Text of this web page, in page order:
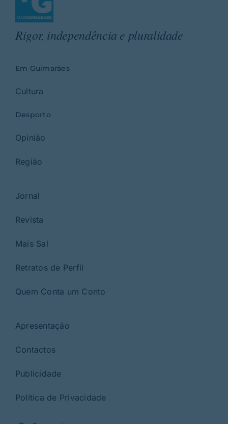
Rigor, independência e pluralidade
Em Guimarães
Cultura
Desporto
Opinião
Região
Jornal
Revista
Mais Sal
Retratos de Perfil
Quem Conta um Conto
Apresentação
Contactos
Publicidade
Política de Privacidade